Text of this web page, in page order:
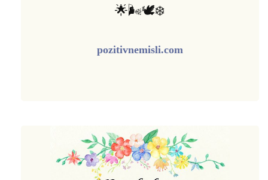
🌟🌬️🕊️❄️
pozitivnemisli.com